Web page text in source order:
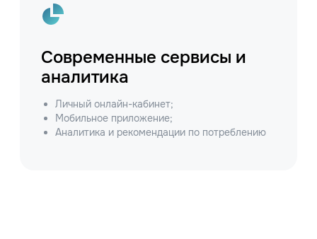
Современные сервисы и
аналитика
Личный онлайн-кабинет;
Мобильное приложение;
Аналитика и рекомендации по потреблению